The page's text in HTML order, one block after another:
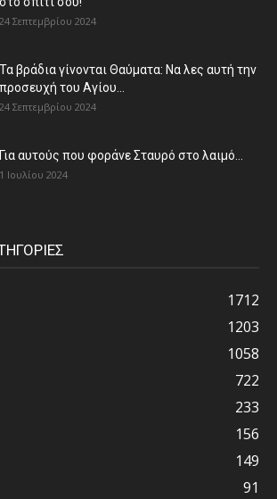
24 Σεπτεμβρίου 2024
Τα βράδια γίνονται Θαύματα: Να λες αυτή την
προσευχή του Αγίου...
24 Σεπτεμβρίου 2024
Για αυτούς που φοράνε Σταυρό στο λαιμό…
1 Ιουλίου 2024
1712
1203
1058
722
233
156
149
91